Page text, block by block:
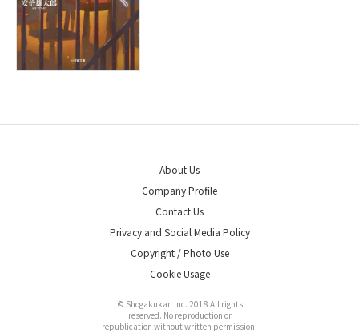
About Us
Company Profile
Contact Us
Privacy and Social Media Policy
Copyright / Photo Use
Cookie Usage
© Shogakukan Inc. 2018 All rights
reserved. No reproduction or
republication without written permission.